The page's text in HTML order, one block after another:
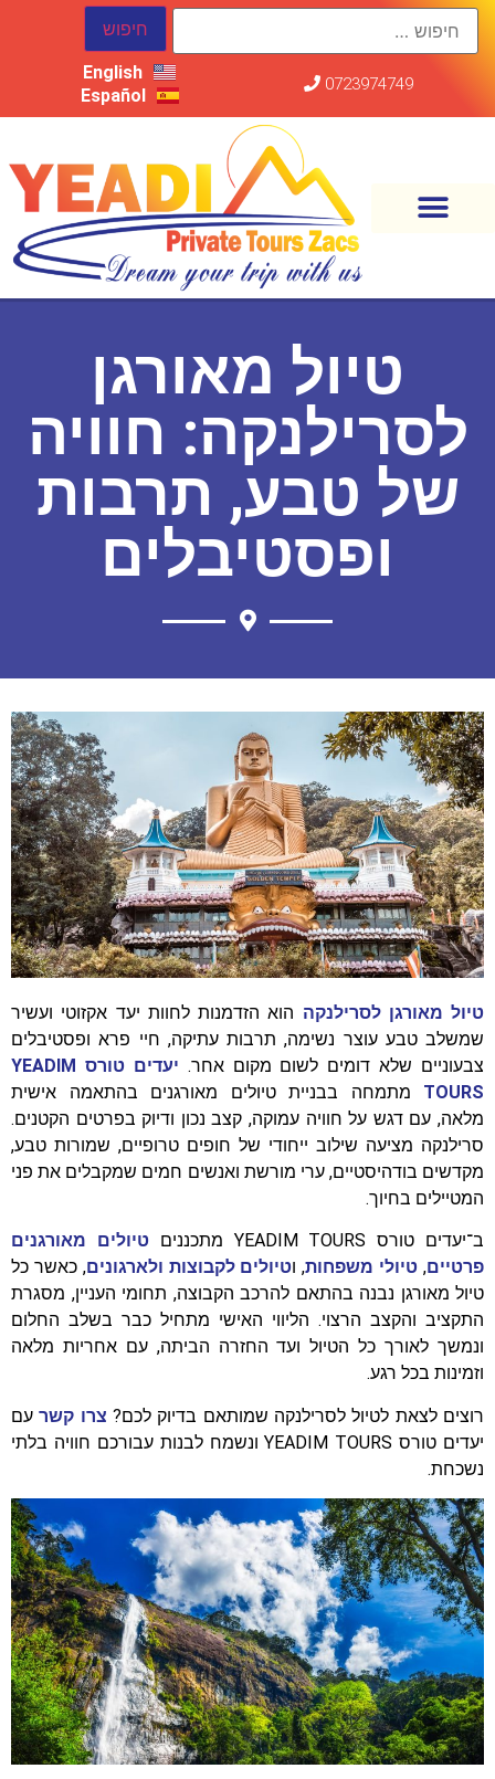
0723974749
English
Español
טיול מאורגן
לסרילנקה: חוויה
של טבע, תרבות
ופסטיבלים
טיול מאורגן לסרילנקה הוא הזדמנות לחוות יעד אקזוטי ועשיר
שמשלב טבע עוצר נשימה, תרבות עתיקה, חיי פרא ופסטיבלים
צבעוניים שלא דומים לשום מקום אחר.
יעדים טורס YEADIM
TOURS מתמחה בבניית טיולים מאורגנים בהתאמה אישית
מלאה, עם דגש על חוויה עמוקה, קצב נכון ודיוק בפרטים הקטנים.
סרילנקה מציעה שילוב ייחודי של חופים טרופיים, שמורות טבע,
מקדשים בודהיסטיים, ערי מורשת ואנשים חמים שמקבלים את פני
המטיילים בחיוך.
ב־יעדים טורס YEADIM TOURS מתכננים
טיולים מאורגנים
פרטיים, טיולי משפחות, וטיולים לקבוצות ולארגונים, כאשר כל
טיול מאורגן נבנה בהתאם להרכב הקבוצה, תחומי העניין, מסגרת
התקציב והקצב הרצוי. הליווי האישי מתחיל כבר בשלב החלום
ונמשך לאורך כל הטיול ועד החזרה הביתה, עם אחריות מלאה
וזמינות בכל רגע.
רוצים לצאת לטיול לסרילנקה שמותאם בדיוק לכם? צרו קשרעם
יעדים טורס YEADIM TOURS ונשמח לבנות עבורכם חוויה בלתי
נשכחת.